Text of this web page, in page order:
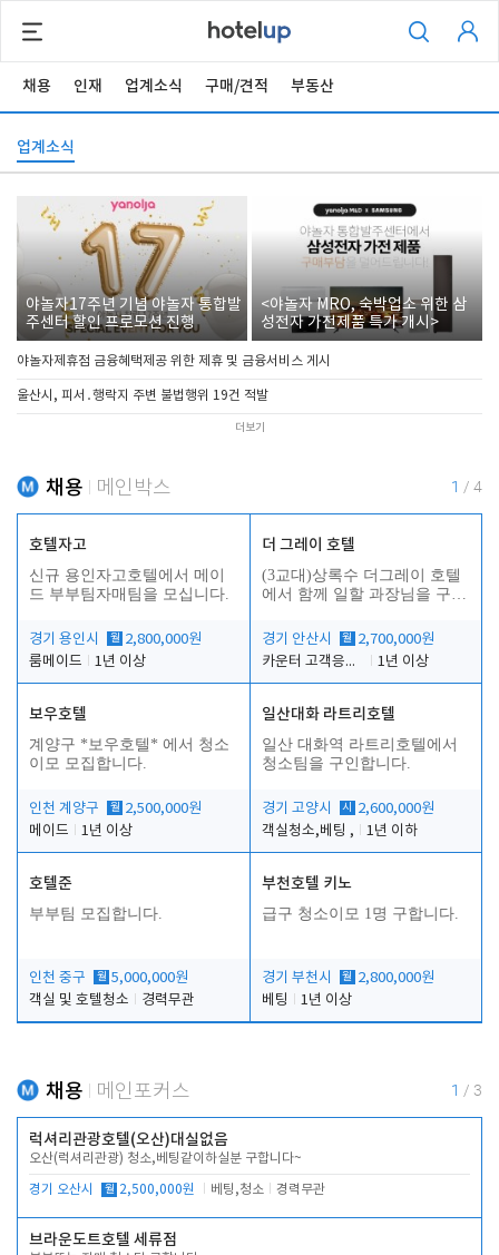
채용 인재 업계소식 구매/견적 부동산
업계소식
야놀자17주년 기념 야놀자 통합발
주센터 할인 프로모션 진행
<야놀자 MRO, 숙박업소 위한 삼
성전자 가전제품 특가 개시>
야놀자제휴점 금융혜택제공 위한 제휴 및 금융서비스 게시
울산시, 피서․행락지 주변 불법행위 19건 적발
더보기
채용 메인박스 1 / 4
호텔자고
신규 용인자고호텔에서 메이
드 부부팀자매팀을 모십니다.
경기 용인시 월 2,800,000원
룸메이드
1년 이상
더 그레이 호텔
(3교대)상록수 더그레이 호텔
에서 함께 일할 과장님을 구합
경기 안산시
월 2,700,000원
카운터 고객응대 및 야간더블청소
1년 이상
보우호텔
계양구 *보우호텔* 에서 청소
이모 모집합니다.
인천 계양구 월 2,500,000원
메이드
1년 이상
일산대화 라트리호텔
일산 대화역 라트리호텔에서
청소팀을 구인합니다.
경기 고양시 시
2,600,000원
객실청소,베팅 ,
1년 이하
호텔준
부부팀 모집합니다.
인천 중구 월 5,000,000원
객실 및 호텔청소
경력무관
부천호텔 키노
급구 청소이모 1명 구합니다.
경기 부천시 월 2,800,000원
베팅
1년 이상
채용 메인포커스 1 / 3
럭셔리관광호텔(오산)대실없음
오산(럭셔리관광) 청소,베팅같이하실분 구합니다~
경기 오산시 월 2,500,000원 베팅,청소 경력무관
브라운도트호텔 세류점